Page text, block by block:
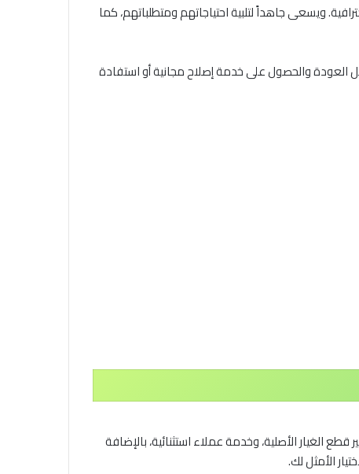
ويسعى جاهداً لتلبية احتياجاتهم ومتطلباتهم، كما
العودة والحصول على خدمة إصلاح مجانية أو استفادة
الغيار الأصلية، وخدمة عملاء استثنائية، بالإضافة
الأمثل لك.